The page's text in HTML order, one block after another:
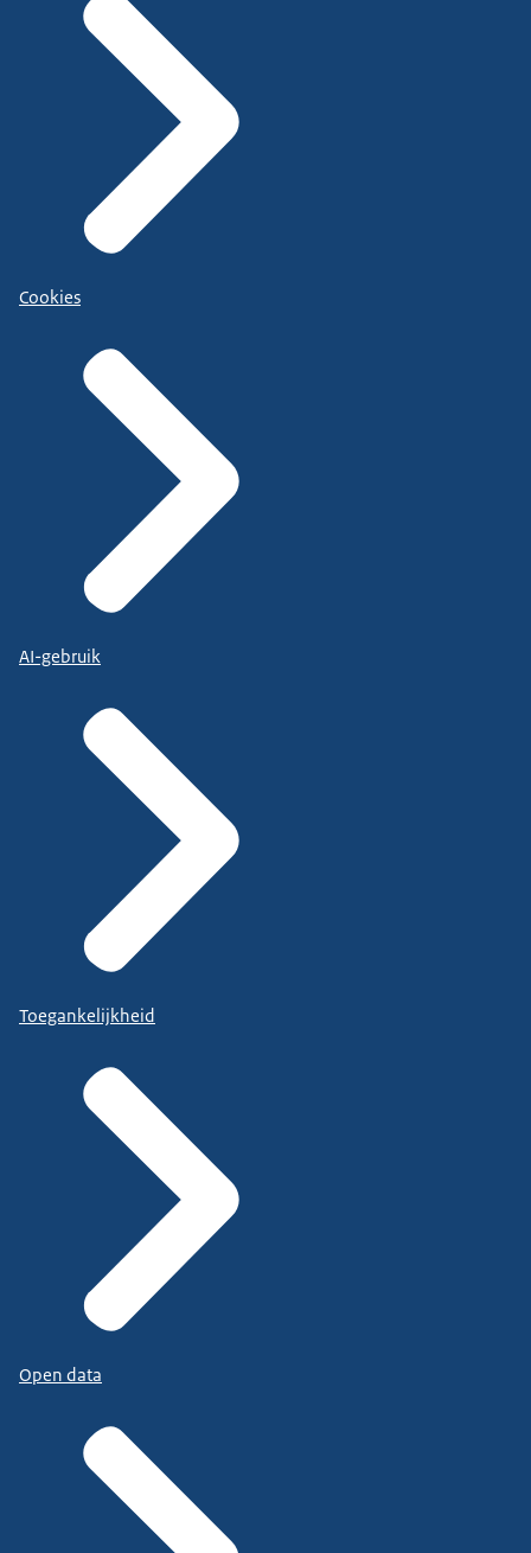
Cookies
AI-gebruik
Toegankelijkheid
Open data